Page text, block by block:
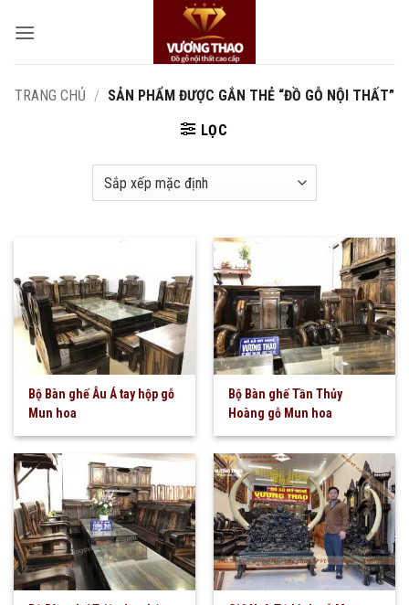
qua
TRANG CHỦ / SẢN PHẨM ĐƯỢC GẮN THẺ “ĐỒ GỖ NỘI THẤT”
LỌC
Bộ Bàn ghế Âu Á tay hộp gỗ
Mun hoa
Bộ Bàn ghế Tần Thủy
Hoàng gỗ Mun hoa